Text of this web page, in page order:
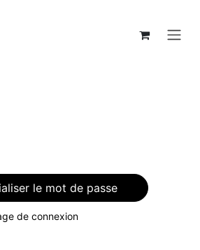
le mot de passe
de connexion